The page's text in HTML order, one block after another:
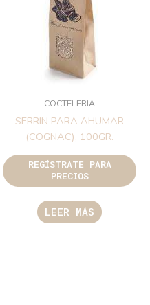
COCTELERIA
SERRIN PARA AHUMAR
(COGNAC), 100GR.
REGÍSTRATE PARA
PRECIOS
LEER MÁS